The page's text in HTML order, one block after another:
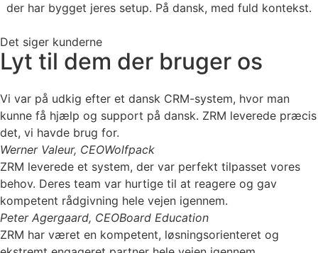
der har bygget jeres setup. På dansk, med fuld kontekst.
Det siger kunderne
Lyt til dem der bruger os
Vi var på udkig efter et dansk CRM-system, hvor man
kunne få hjælp og support på dansk. ZRM leverede præcis
det, vi havde brug for.
Werner Valeur, CEOWolfpack
ZRM leverede et system, der var perfekt tilpasset vores
behov. Deres team var hurtige til at reagere og gav
kompetent rådgivning hele vejen igennem.
Peter Agergaard, CEOBoard Education
ZRM har været en kompetent, løsningsorienteret og